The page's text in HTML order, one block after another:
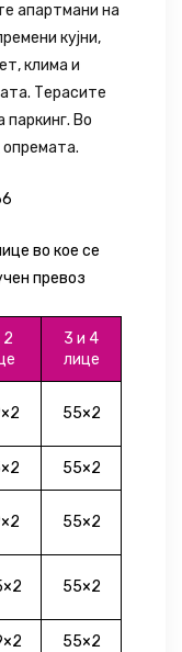
апартмани на
кујни,
клима и
Терасите
паркинг. Во
во кое се
превоз
2
3 и 4
лице
55×2
55×2
55×2
55×2
55×2